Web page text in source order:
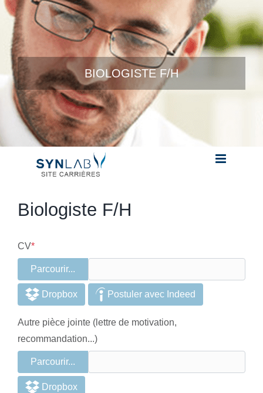
Skip to content
BIOLOGISTE F/H
Biologiste F/H
CV
Parcourir...
Dropbox Postuler avec Indeed
Autre pièce jointe (lettre de motivation,
recommandation...)
Parcourir...
Dropbox